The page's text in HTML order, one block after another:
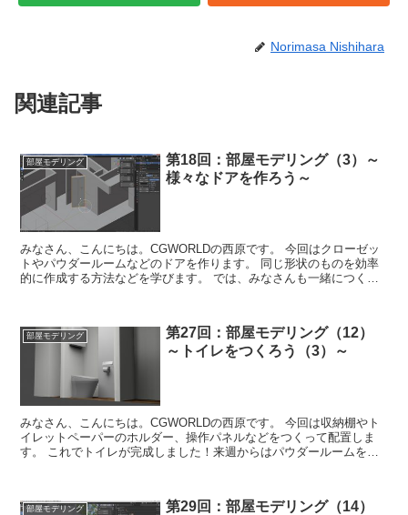
Norimasa Nishihara
関連記事
部屋モデリング
第18回：部屋モデリング（3）～
様々なドアを作ろう～
みなさん、こんにちは。CGWORLDの西原です。 今回はクローゼッ
トやパウダールームなどのドアを作ります。 同じ形状のものを効率
的に作成する方法などを学びます。 では、みなさんも一緒につくっ
部屋モデリング
第27回：部屋モデリング（12）
～トイレをつくろう（3）～
みなさん、こんにちは。CGWORLDの西原です。 今回は収納棚やト
イレットペーパーのホルダー、操作パネルなどをつくって配置しま
す。 これでトイレが完成しました！来週からはパウダールームをつ
部屋モデリング
第29回：部屋モデリング（14）